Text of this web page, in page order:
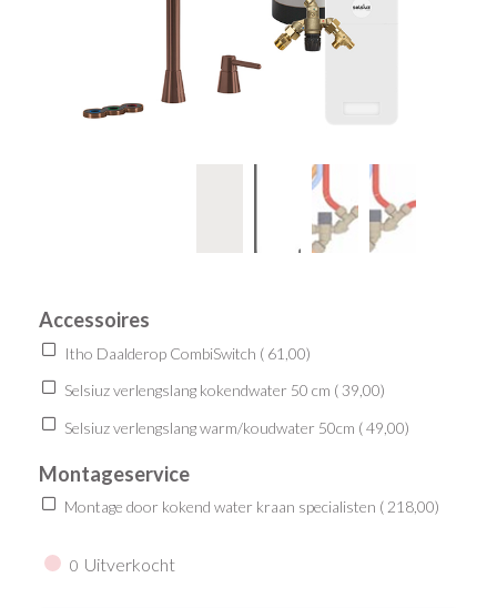
Accessoires
Itho Daalderop CombiSwitch ( 61,00)
Selsiuz verlengslang kokendwater 50 cm (39,00)
Selsiuz verlengslang warm/koudwater 50cm (49,00)
Montageservice
Montage door kokend water kraan specialisten ( 218,00)
0 Uitverkocht